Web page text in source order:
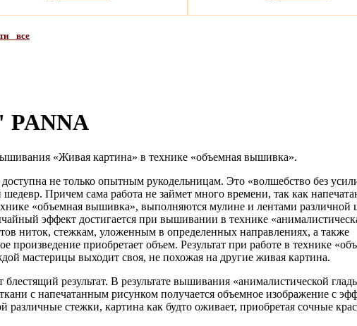
все
PANNA
«Живая картина» в технике «объемная вышивка».
не только опытным рукодельницам. Это «волшебство без
Причем сама работа не займет много времени, так как
«объемная вышивка», выполняются мулине и лентами
эффект достигается при вышивании в технике
ниток, стежкам, уложенным в определенных направлениях, а также
приобретает объем. Результат при работе в технике
мастерицы выходит своя, не похожая на другие живая картина.
результат. В результате вышивания «анималистической
с напечатанным рисунком получается объемное изображение с
стежки, картина как будто оживает, приобретая сочные